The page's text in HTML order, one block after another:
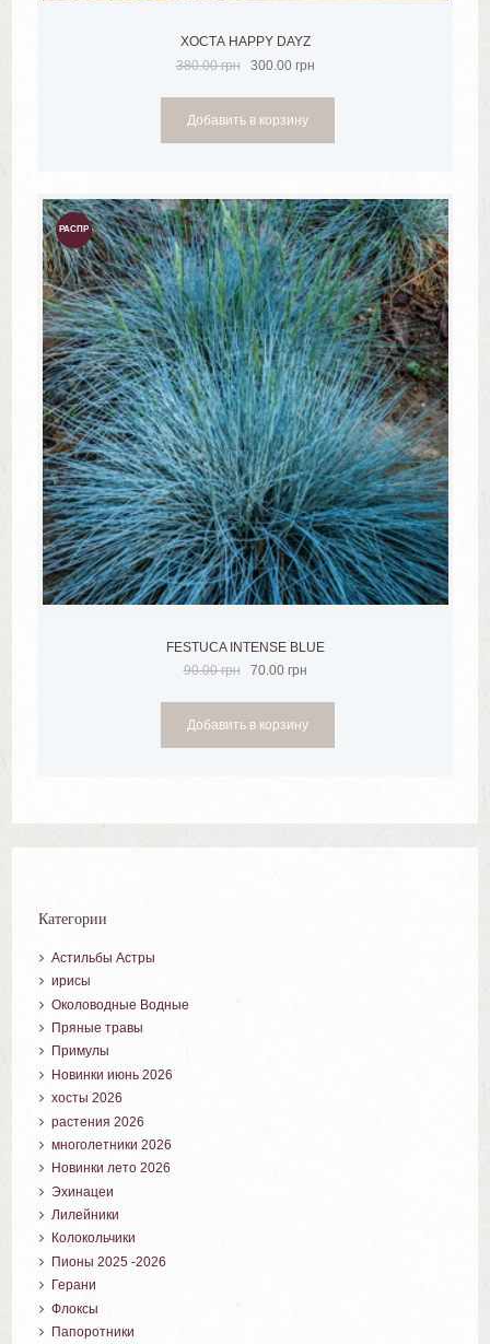
ХОСТА HAPPY DAYZ
380.00грн 300.00 грн
Добавить в корзину
РАСПР
ОДАЖ
А!
FESTUCA INTENSE BLUE
90.00грн 70.00 грн
Добавить в корзину
Категории
Астильбы Астры
ирисы
Околоводные Водные
Пряные травы
Примулы
Новинки июнь 2026
хосты 2026
растения 2026
многолетники 2026
Новинки лето 2026
Эхинацеи
Лилейники
Колокольчики
Пионы 2025 -2026
Герани
Флоксы
Папоротники